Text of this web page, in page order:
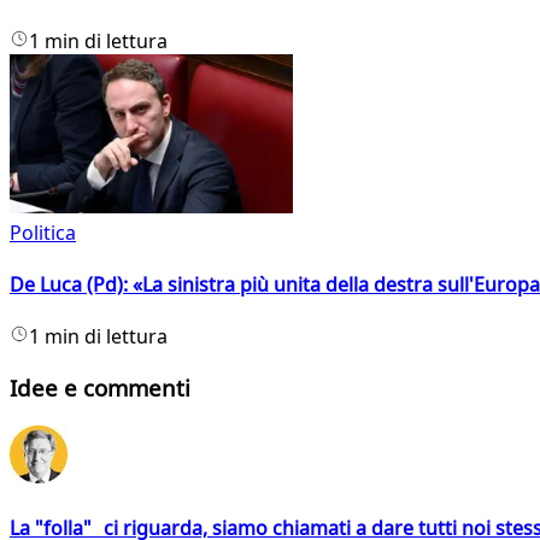
1 min di lettura
Politica
De Luca (Pd): «La sinistra più unita della destra
1 min di lettura
Idee e commenti
La "folla" ci riguarda, siamo chiamati a dare tutti noi